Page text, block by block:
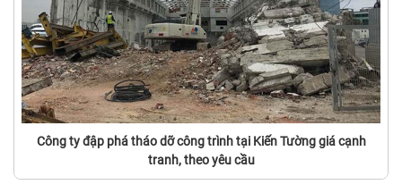
Công ty đập phá tháo dỡ công trình tại Kiến Tường giá cạnh
tranh, theo yêu cầu